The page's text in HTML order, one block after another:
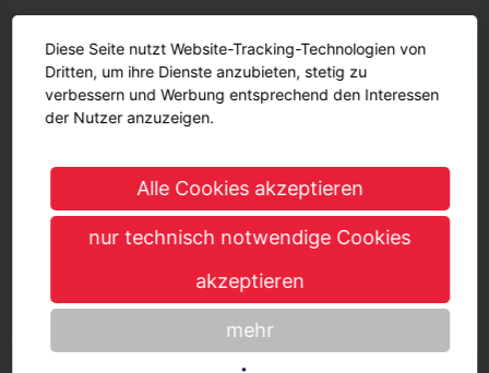
Geschätzter Verdienst
Während der Ausbildung
1. Jahr 900 € - 1220 €
900 € - 1220 €
1100 € - 1370 €
1100 € - 1370 €
Nach der Ausbildung
Vorteile
Diese Seite nutzt Website-Tracking-Technologien von
Dritten, um ihre Dienste anzubieten, stetig zu
verbessern und Werbung entsprechend den Interessen
der Nutzer anzuzeigen.
Alle Cookies akzeptieren
nur technisch notwendige Cookies
akzeptieren
mehr